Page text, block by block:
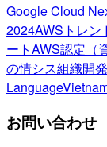
Google Cloud
2024AWSトレン
ートAWS認定（
の情シス組織開
Language
お問い合わせ